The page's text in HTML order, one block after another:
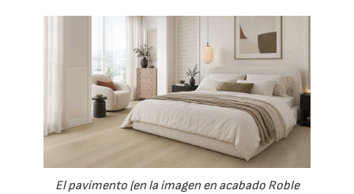
El pavimento (en la imagen en acabado Roble